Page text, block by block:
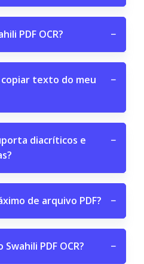
PDF OCR? −
texto do meu
−
diacríticos e
−
de arquivo PDF? −
PDF OCR? −